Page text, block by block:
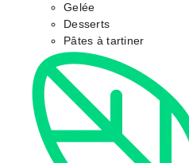
Gelée
Desserts
Pâtes à tartiner